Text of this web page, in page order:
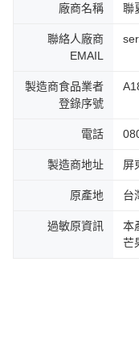
廠商名稱 聯
聯絡人廠商
EMAIL
製造商食品業者
登錄序號
電話
製造商地址 屏
原產地 台
過敏原資訊
本
芒